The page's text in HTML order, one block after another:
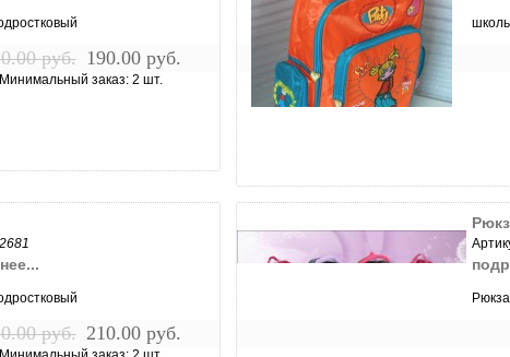
руб. 190.00 руб.
Минимальный заказ: 2 шт.
2681
руб. 210.00 руб.